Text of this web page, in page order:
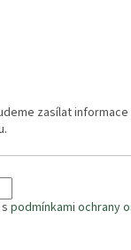
zasílat
spodmínkami ochrany